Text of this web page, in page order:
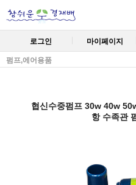
로그인 마이페이지
펌프,에어용품
협신수중펌프 30w 40w
항 수족관